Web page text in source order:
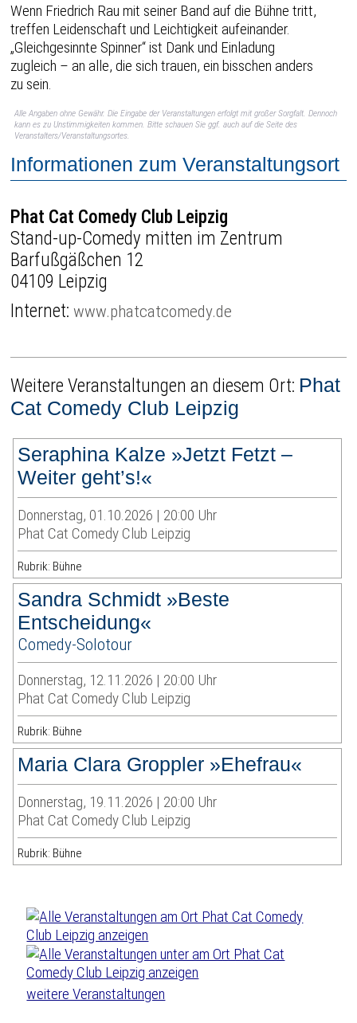
Wenn Friedrich Rau mit seiner Band auf die Bühne tritt,
treffen Leidenschaft und Leichtigkeit aufeinander.
„Gleichgesinnte Spinner“ ist Dank und Einladung
zugleich – an alle, die sich trauen, ein bisschen anders
zu sein.
Alle Angaben ohne Gewähr. Die Eingabe der Veranstaltungen erfolgt mit großer Sorgfalt. Dennoch
kann es zu Unstimmigkeiten kommen. Bitte schauen Sie ggf. auch auf die Seite des
Veranstalters/Veranstaltungsortes.
Informationen zum Veranstaltungsort
Phat Cat Comedy Club Leipzig
Stand-up-Comedy mitten im Zentrum
Barfußgäßchen 12
04109 Leipzig
Internet:www.phatcatcomedy.de
Weitere Veranstaltungen an diesem Ort: Phat
Cat Comedy Club Leipzig
Seraphina Kalze »Jetzt Fetzt –
Weiter geht’s!«
Donnerstag, 01.10.2026 | 20:00 Uhr
Phat Cat Comedy Club Leipzig
Rubrik: Bühne
Sandra Schmidt »Beste
Entscheidung«
Comedy-Solotour
Donnerstag, 12.11.2026 | 20:00 Uhr
Phat Cat Comedy Club Leipzig
Rubrik: Bühne
Maria Clara Groppler »Ehefrau«
Donnerstag, 19.11.2026 | 20:00 Uhr
Phat Cat Comedy Club Leipzig
Rubrik: Bühne
weitere Veranstaltungen